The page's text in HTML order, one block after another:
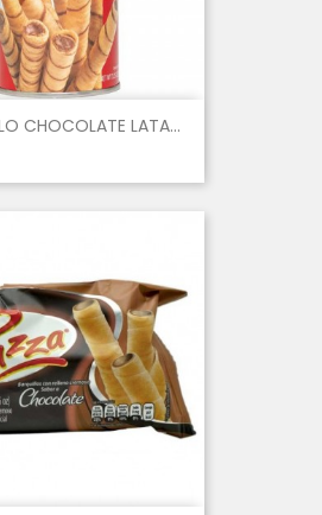
CHOCOLATE LATA...